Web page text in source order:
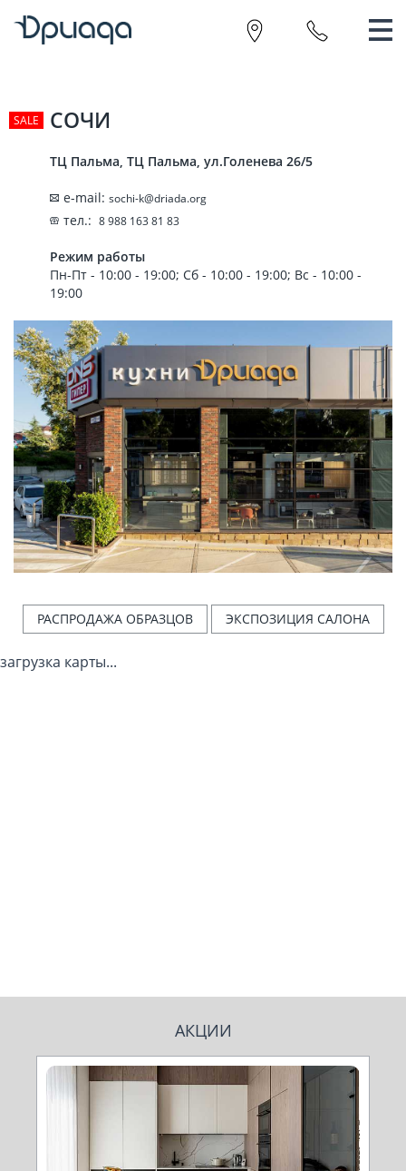
СОЧИ
ТЦ Пальма, ТЦ Пальма, ул.Голенева 26/5
e-mail: sochi-k@driada.org
тел.: 8 988 163 81 83
Режим работы
Пн-Пт - 10:00 - 19:00; Сб - 10:00 - 19:00; Вс - 10:00 -
19:00
РАСПРОДАЖА ОБРАЗЦОВ ЭКСПОЗИЦИЯ САЛОНА
загрузка карты...
АКЦИИ